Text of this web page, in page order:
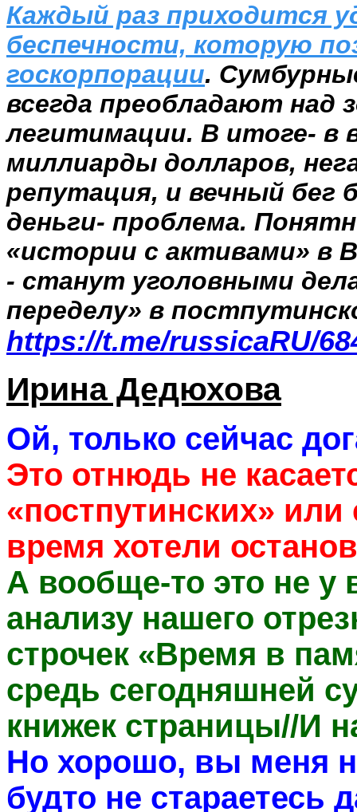
Каждый раз приходится
беспечности, которую
госкорпорации.
всегда преобладают над
легитимации. В итоге- в
миллиарды долларов,
репутация, и вечный бег
деньги- проблема.
«истории с активами» в
- станут уголовными
переделу» в
https://t.me/russicaRU/
Ирина Дедюхова
Ой, только сейчас
Это отнюдь не
«постпутинских»
время хотели
А вообще-то это не у
анализу нашего
строчек «Время в
средь сегодняшней
книжек страницы//И
Но хорошо, вы меня
будто не стараетесь